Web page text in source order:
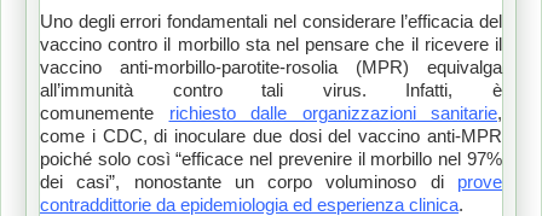
Uno degli errori fondamentali nel considerare l’efficacia del
vaccino contro il morbillo sta nel pensare che il ricevere il
vaccino anti-morbillo-parotite-rosolia (MPR) equivalga
all’immunità contro tali virus. Infatti, è
comunemente richiesto dalle organizzazioni sanitarie,
come i CDC, di inoculare due dosi del vaccino anti-MPR
poiché solo così “efficace nel prevenire il morbillo nel 97%
dei casi”, nonostante un corpo voluminoso di prove
contraddittorie da epidemiologia ed esperienza clinica.